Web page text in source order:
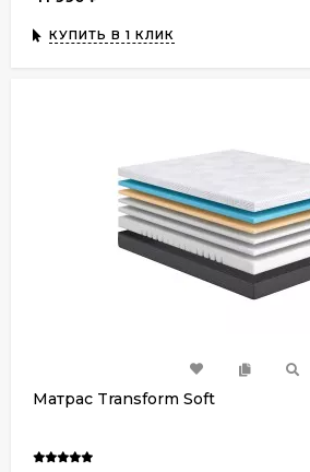
КУПИТЬ В 1 КЛИК
Матрас Transform Soft